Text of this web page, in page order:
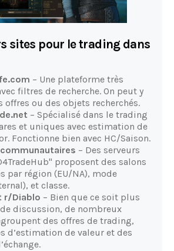
sites pour le trading dans
– Une plateforme très
filtres de recherche. On peut y
offres ou des objets recherchés.
– Spécialisé dans le trading
et uniques avec estimation de
Fonctionne bien avec HC/Saison.
– Des serveurs
proposent des salons
par région (EU/NA), mode
et classe.
r/Diablo – Bien que ce soit plus
discussion, de nombreux
des offres de trading,
d’estimation de valeur et des